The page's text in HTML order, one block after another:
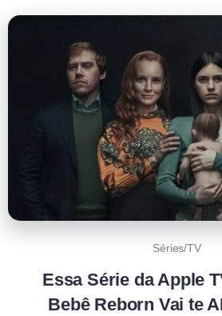
Séries/TV
Essa Série da Apple
Bebê Reborn Vai te